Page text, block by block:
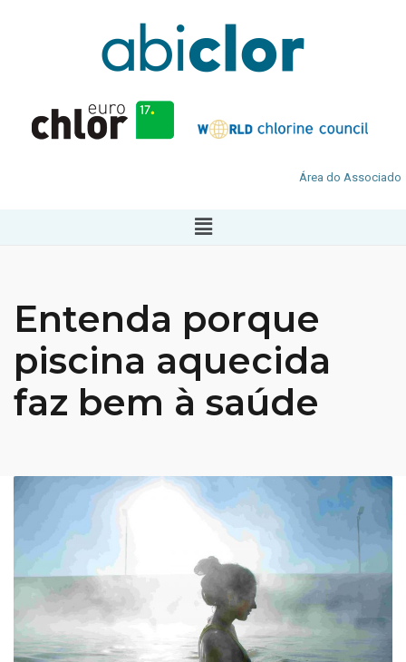
Área do Associado
Entenda porque
piscina aquecida
faz bem à saúde